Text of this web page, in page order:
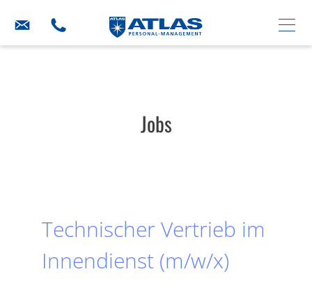
Jobs
Technischer Vertrieb im
Innendienst (m/w/x)